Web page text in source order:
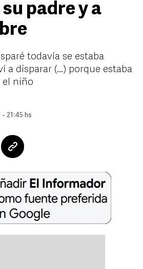
padre y a
todavía se estaba
a disparar (...) porque estaba
el niño
21:45 hs